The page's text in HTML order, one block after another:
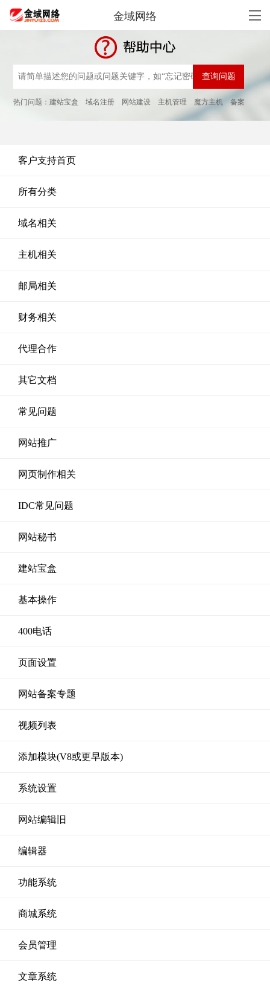
金域网络
热门问题：建站宝盒 域名注册 网站建设 主机管理 魔方主机 备案
客户支持首页
所有分类
域名相关
主机相关
邮局相关
财务相关
代理合作
其它文档
常见问题
网站推广
网页制作相关
IDC常见问题
网站秘书
建站宝盒
基本操作
400电话
页面设置
网站备案专题
视频列表
添加模块(V8或更早版本)
系统设置
网站编辑旧
编辑器
功能系统
商城系统
会员管理
文章系统